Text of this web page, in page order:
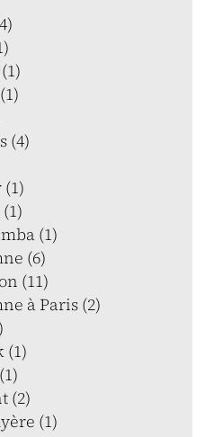
(4)
(1)
(6)
(11)
à Paris (2)
(1)
(2)
(1)